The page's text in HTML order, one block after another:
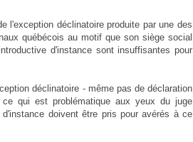
l'exception déclinatoire produite par une des
québécois au motif que son siège social
d'instance sont insuffisantes pour
déclinatoire - même pas de déclaration
qui est problématique aux yeux du juge
doivent être pris pour avérés à ce